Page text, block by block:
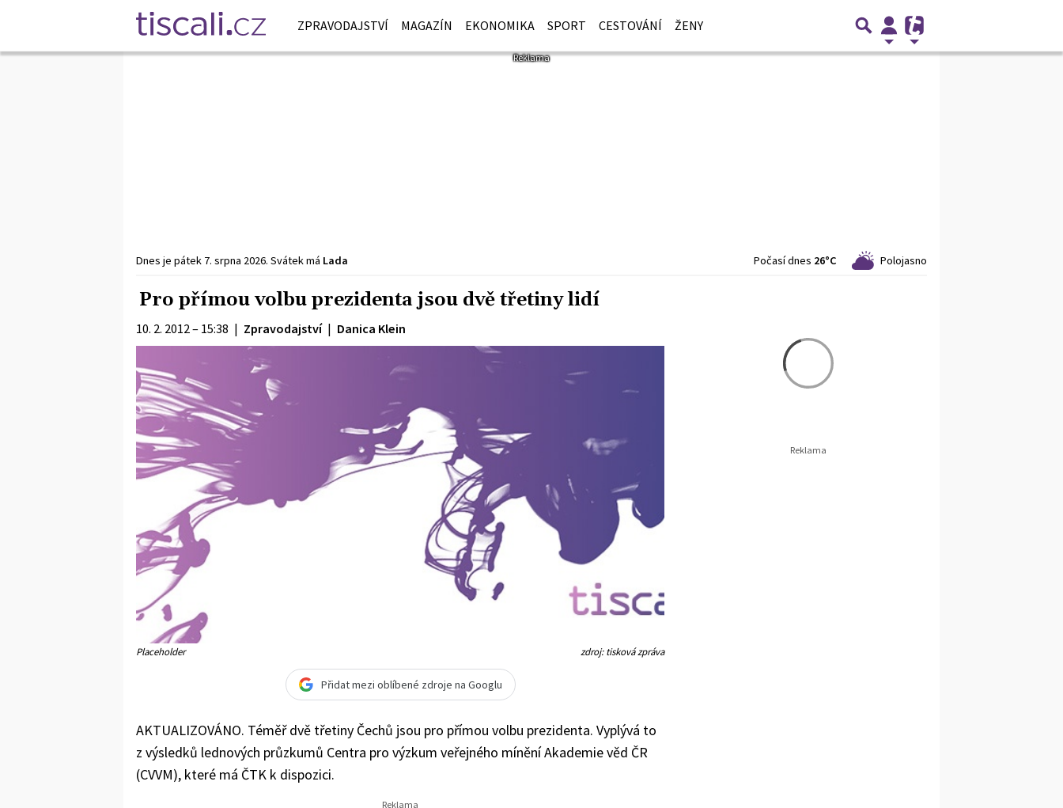
ZPRAVODAJSTVÍ MAGAZÍN EKONOMIKA SPORT CESTOVÁNÍ ŽENY
Dnes je pátek 7. srpna 2026. Svátek má Lada Počasí dnes 26°C Polojasno
Pro přímou volbu prezidenta jsou dvě třetiny lidí
10. 2. 2012 – 15:38 | Zpravodajství | Danica Klein
Placeholder zdroj: tisková zpráva
Přidat mezi oblíbené zdroje na Googlu
AKTUALIZOVÁNO. Téměř dvě třetiny Čechů jsou pro přímou volbu prezidenta. Vyplývá to
z výsledků lednových průzkumů Centra pro výzkum veřejného mínění Akademie věd ČR
(CVVM), které má ČTK k dispozici.